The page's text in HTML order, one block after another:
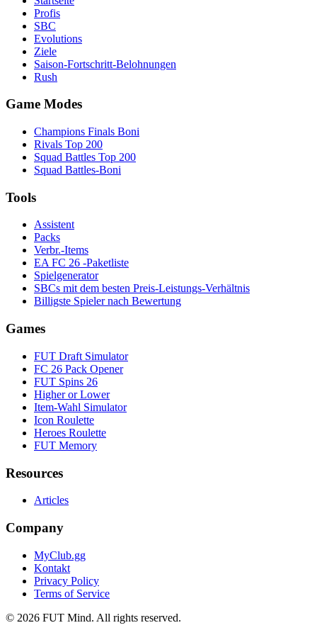
Profis
SBC
Evolutions
Ziele
Saison-Fortschritt-Belohnungen
Rush
Game Modes
Champions Finals Boni
Rivals Top 200
Squad Battles Top 200
Squad Battles-Boni
Tools
Assistent
Packs
Verbr.-Items
EA FC 26 -Paketliste
Spielgenerator
SBCs mit dem besten Preis-Leistungs-Verhältnis
Billigste Spieler nach Bewertung
Games
FUT Draft Simulator
FC 26 Pack Opener
FUT Spins 26
Higher or Lower
Item-Wahl Simulator
Icon Roulette
Heroes Roulette
FUT Memory
Resources
Articles
Company
MyClub.gg
Kontakt
Privacy Policy
Terms of Service
© 2026 FUT Mind. All rights reserved.